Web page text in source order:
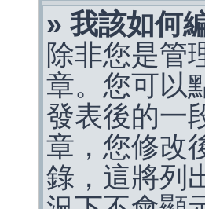
» 我該如何
除非您是管
章。您可以
發表後的一
章，您修改
錄，這將列